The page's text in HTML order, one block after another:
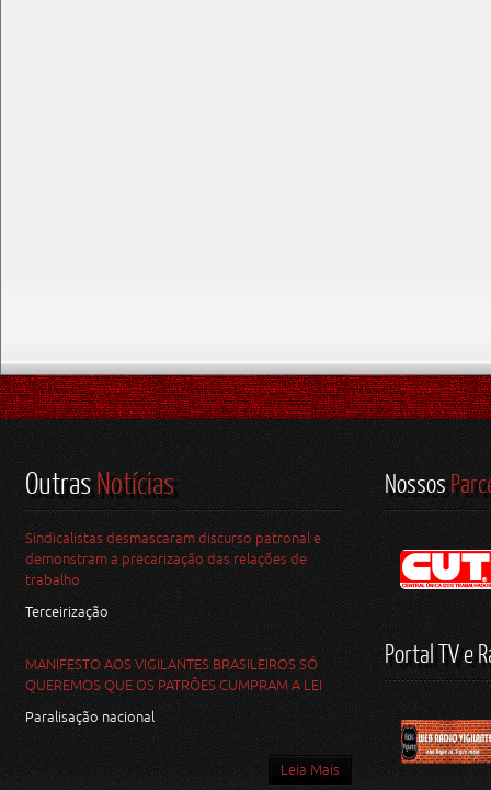
OutrasNotícias
Sindicalistas desmascaram discurso patronal e
demonstram a precarização das relações de
trabalho
Terceirização
MANIFESTO AOS VIGILANTES BRASILEIROS SÓ
QUEREMOS QUE OS PATRÕES CUMPRAM A LEI
Paralisação nacional
Leia Mais
Nossos
Portal TV e